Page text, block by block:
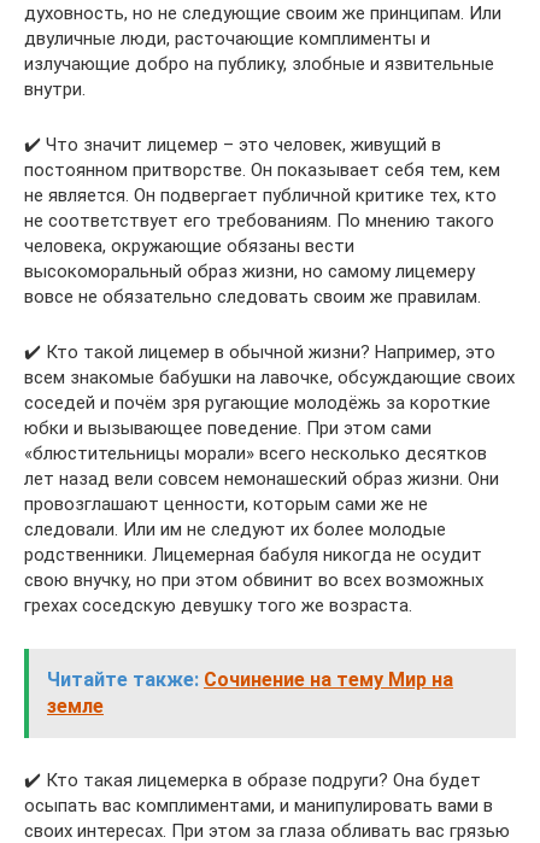
духовность, но не следующие своим же принципам. Или
двуличные люди, расточающие комплименты и
излучающие добро на публику, злобные и язвительные
внутри.
✔️ Что значит лицемер – это человек, живущий в
постоянном притворстве. Он показывает себя тем, кем
не является. Он подвергает публичной критике тех, кто
не соответствует его требованиям. По мнению такого
человека, окружающие обязаны вести
высокоморальный образ жизни, но самому лицемеру
вовсе не обязательно следовать своим же правилам.
✔️ Кто такой лицемер в обычной жизни? Например, это
всем знакомые бабушки на лавочке, обсуждающие своих
соседей и почём зря ругающие молодёжь за короткие
юбки и вызывающее поведение. При этом сами
«блюстительницы морали» всего несколько десятков
лет назад вели совсем немонашеский образ жизни. Они
провозглашают ценности, которым сами же не
следовали. Или им не следуют их более молодые
родственники. Лицемерная бабуля никогда не осудит
свою внучку, но при этом обвинит во всех возможных
грехах соседскую девушку того же возраста.
Читайте также: Сочинение на тему Мир на
земле
✔️ Кто такая лицемерка в образе подруги? Она будет
осыпать вас комплиментами, и манипулировать вами в
своих интересах. При этом за глаза обливать вас грязью